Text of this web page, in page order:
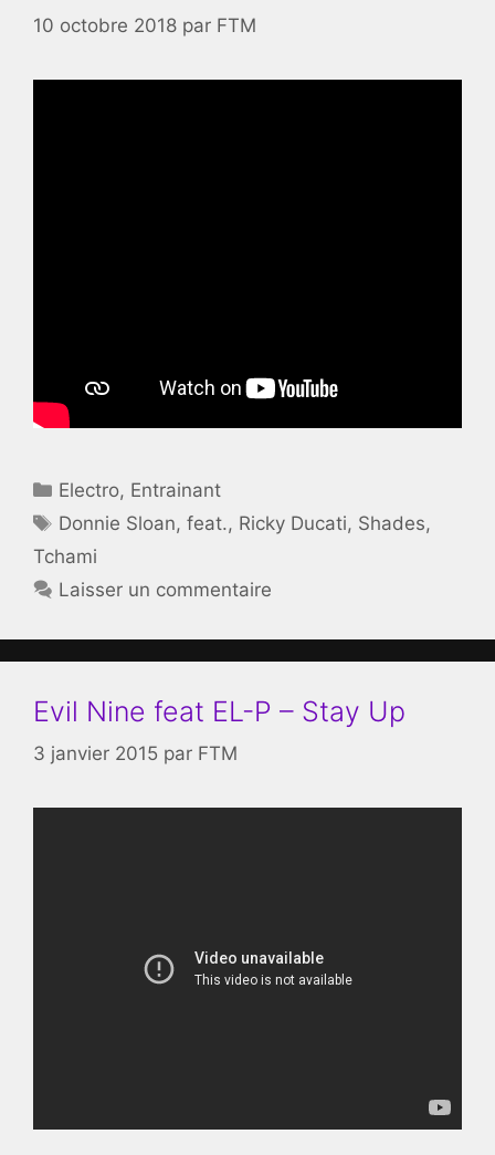
10 octobre 2018 par FTM
Catégories
Electro, Entrainant
Étiquettes
Donnie Sloan,feat., Ricky Ducati, Shades,
Tchami
Laisser un commentaire
Evil Nine feat EL-P – Stay Up
3 janvier 2015 par FTM